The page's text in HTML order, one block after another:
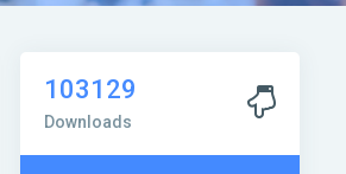
103129
Downloads